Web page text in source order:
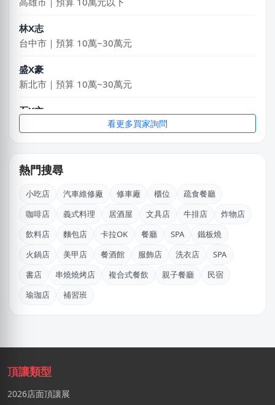
台中市｜預算 10萬~30萬元
盛X豪
新北市｜預算 10萬~30萬元
石X文
桃園市｜預算 10萬元以下
莊X岑
高雄市｜預算 30萬~50萬元
新北市｜預算 10萬~30萬元
姚X生
嘉義市｜預算 10萬~30萬元
簡X之
桃園市｜預算 10萬~30萬元
徐X生
高雄市｜預算 10萬元以下
新北市｜預算 10萬~30萬元
看更多買家詢問
熱門搜尋
小吃店 汽車維修廠 修車廠 櫃位
疏食餐廳
咖啡店
義式料理 居酒屋 文具店 牛排店
炸物店
飲料店
麵包店 卡拉OK 餐廳 SPA
鐵板燒
火鍋店
美甲店 餐酒館 服飾店 洗衣店
SPA
書店
串燒燒烤店 複合式餐飲 親子餐廳
民宿
瑜珈店
補習班
頂讓類型
2026店面頂讓展